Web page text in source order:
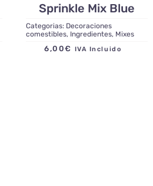
Sprinkle Mix Blue
Categorias: Decoraciones
comestibles, Ingredientes, Mixes
6,00€ IVA Incluido